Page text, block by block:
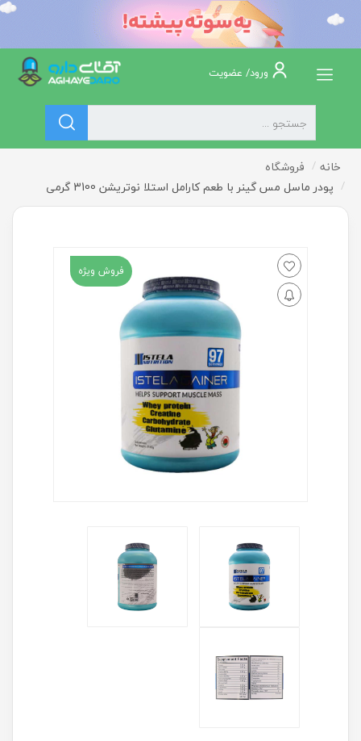
ورود/ عضویت
خانه
فروشگاه
پودر ماسل مس گینر با طعم کارامل استلا نوتریشن 3100 گرمی
فروش ویژه